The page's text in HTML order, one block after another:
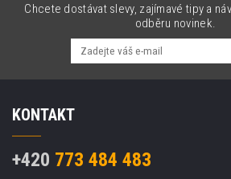
Chcete dostávat slevy, zajímavé tipy a
odběru novinek.
KONTAKT
+420 773 484 483